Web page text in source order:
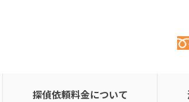
探偵依頼料金について